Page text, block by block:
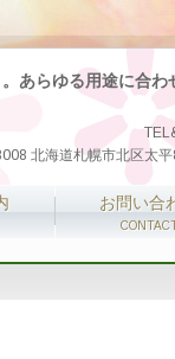
あらゆる用途に合
北海道札幌市北区太
お問い合